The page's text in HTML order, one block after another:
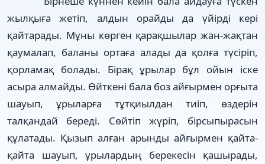
жылқыға жетіп, алдын орайды да үйірді кері
қайтарады. Мұны көрген қарақшылар жан-жақтан
қаумалап, баланы ортаға алады да қолға түсіріп,
қорламақ болады. Бірақ ұрылар бұл ойын іске
асыра алмайды. Өйткені бала боз айғырмен орғыта
шауып, ұрыларға тұтқиылдан тиіп, өздерін
талқандай береді. Сөйтіп жүріп, бірсыпырасын
құлатады. Қызып алған арынды айғырмен қайта-
қайта шауып, ұрылардың берекесін қашырады,